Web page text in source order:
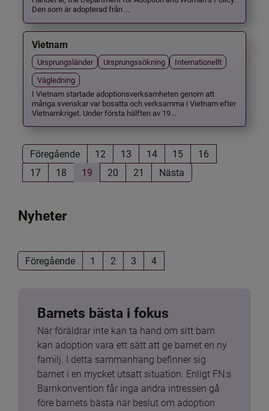
Den som är adopterad från ...
Vietnam
Ursprungsländer Ursprungssökning
Internationellt
Vägledning
I Vietnam startade adoptionsverksamheten genom att
många svenskar var bosatta och verksamma i Vietnam efter
Vietnamkriget. Under första hälften av 19...
Föregående 12 13 14 15
16
17
18 19 20 21 Nästa
Nyheter
Föregående 1 2 3 4
Barnets bästa i fokus
När föräldrar inte kan ta hand om sitt barn
kan adoption vara ett sätt att ge barnet en ny
familj. I detta sammanhang befinner sig
barnet i en mycket utsatt situation. Enligt FN:s
Barnkonvention får inga andra intressen gå
före barnets bästa när beslut om adoption